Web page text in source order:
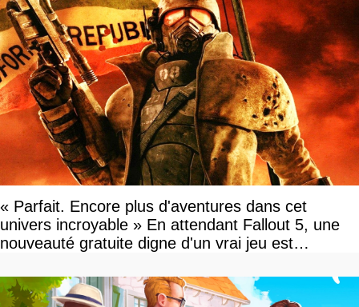
« Parfait. Encore plus d'aventures dans cet
univers incroyable » En attendant Fallout 5, une
nouveauté gratuite digne d'un vrai jeu est